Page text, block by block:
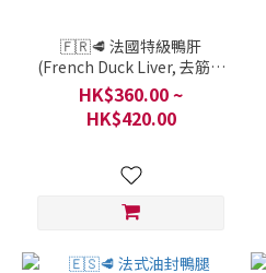
🇫🇷🥩 法國特級鴨肝
(French Duck Liver, 去筋，
冷凍) / Maison Masse / 法國
/ 每 1 份 500克
HK$360.00 ~
HK$420.00